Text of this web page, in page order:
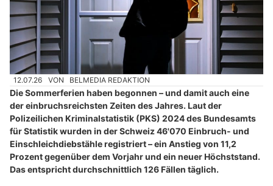
12.07.26 VON BELMEDIA REDAKTION
Die Sommerferien haben begonnen – und damit auch eine
der einbruchsreichsten Zeiten des Jahres. Laut der
Polizeilichen Kriminalstatistik (PKS) 2024 des Bundesamts
für Statistik wurden in der Schweiz 46'070 Einbruch- und
Einschleichdiebstähle registriert – ein Anstieg von 11,2
Prozent gegenüber dem Vorjahr und ein neuer Höchststand.
Das entspricht durchschnittlich 126 Fällen täglich.